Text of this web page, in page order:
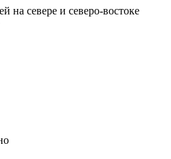
на севере и северо-востоке